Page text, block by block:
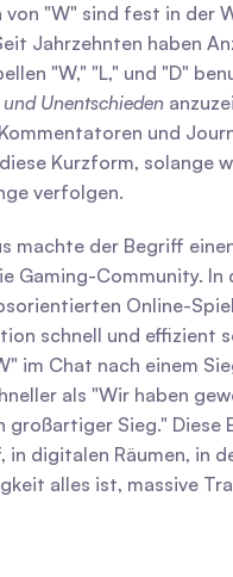
von "W" sind fest in der
Jahrzehnten haben
"W," "L," und "D"
Unentschieden
und
Kurzform, solange
verfolgen.
machte der Begriff
Gaming-Community. In
Online-
schnell und effizient
im Chat nach einem
als "Wir haben
großartiger Sieg." Diese
in digitalen Räumen, in
alles ist, massive